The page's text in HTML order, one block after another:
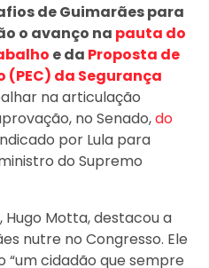
de Guimarães para
o avanço na pauta do
e da Proposta de
da Segurança
na articulação
no Senado,do
por Lula para
do Supremo
Motta, destacou a
nutre no Congresso. Ele
“um cidadão que sempre